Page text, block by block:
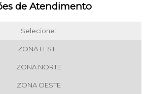
de Atendimento
Selecione:
ZONA LESTE
ZONA NORTE
ZONA OESTE